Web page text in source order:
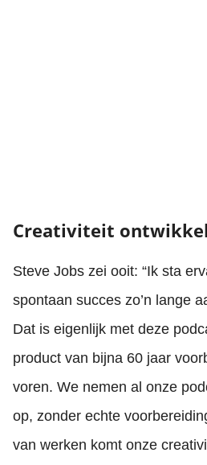
Creativiteit
Steve Jobs zei ooit: “Ik sta
spontaan succes zo’n lange
Dat is eigenlijk met deze
product van bijna 60 jaar
voren. We nemen al onze
op, zonder echte
van werken komt onze